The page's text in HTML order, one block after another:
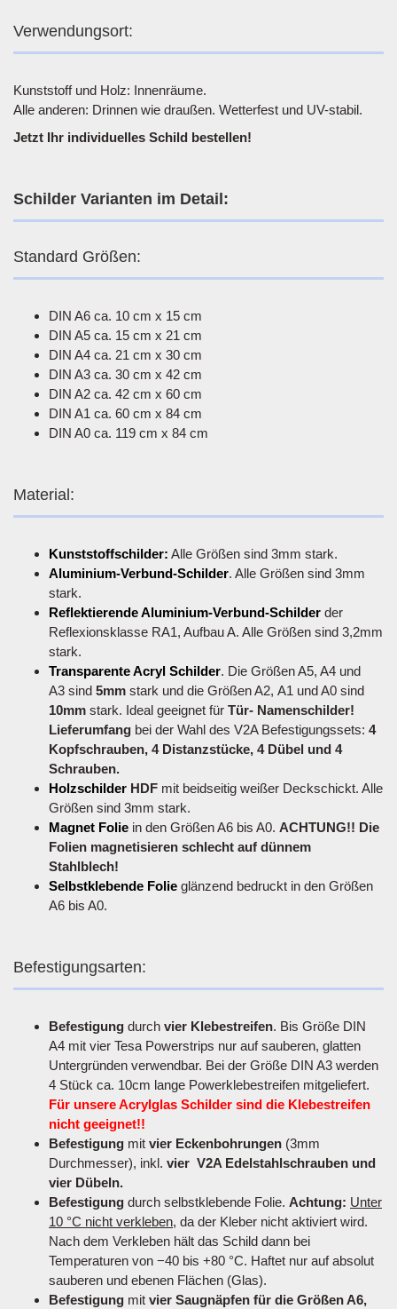
Verwendungsort:
Kunststoff und Holz: Innenräume.
Alle anderen: Drinnen wie draußen. Wetterfest und UV-stabil.
Jetzt Ihr individuelles Schild bestellen!
Schilder Varianten im Detail:
Standard Größen:
DIN A6 ca. 10 cm x 15 cm
DIN A5 ca. 15 cm x 21 cm
DIN A4 ca. 21 cm x 30 cm
DIN A3 ca. 30 cm x 42 cm
DIN A2 ca. 42 cm x 60 cm
DIN A1 ca. 60 cm x 84 cm
DIN A0 ca. 119 cm x 84 cm
Material:
Kunststoffschilder: Alle Größen sind 3mm stark.
Aluminium-Verbund-Schilder. Alle Größen sind 3mm
stark.
Reflektierende Aluminium-Verbund-Schilder der
Reflexionsklasse RA1, Aufbau A. Alle Größen sind 3,2mm
stark.
Transparente Acryl Schilder. Die Größen A5, A4 und
A3 sind 5mm stark und die Größen A2, A1 und A0 sind
10mm stark. Ideal geeignet für Tür- Namenschilder!
Lieferumfang bei der Wahl des V2A Befestigungssets: 4
Kopfschrauben, 4 Distanzstücke, 4 Dübel und 4
Schrauben.
Holzschilder HDF mit beidseitig weißer Deckschickt. Alle
Größen sind 3mm stark.
Magnet Folie in den Größen A6 bis A0. ACHTUNG!! Die
Folien magnetisieren schlecht auf dünnem
Stahlblech!
Selbstklebende Folie glänzend bedruckt in den Größen
A6 bis A0.
Befestigungsarten:
Befestigung durch vier Klebestreifen. Bis Größe DIN
A4 mit vier Tesa Powerstrips nur auf sauberen, glatten
Untergründen verwendbar. Bei der Größe DIN A3 werden
4 Stück ca. 10cm lange Powerklebestreifen mitgeliefert.
Für unsere Acrylglas Schilder sind die Klebestreifen
nicht geeignet!!
Befestigung mit vier Eckenbohrungen (3mm
Durchmesser), inkl. vier V2A Edelstahlschrauben und
vier Dübeln.
Befestigung durch selbstklebende Folie. Achtung: Unter
10 °C nicht verkleben, da der Kleber nicht aktiviert wird.
Nach dem Verkleben hält das Schild dann bei
Temperaturen von −40 bis +80 °C. Haftet nur auf absolut
sauberen und ebenen Flächen (Glas).
Befestigung mit vier Saugnäpfen für die Größen A6,